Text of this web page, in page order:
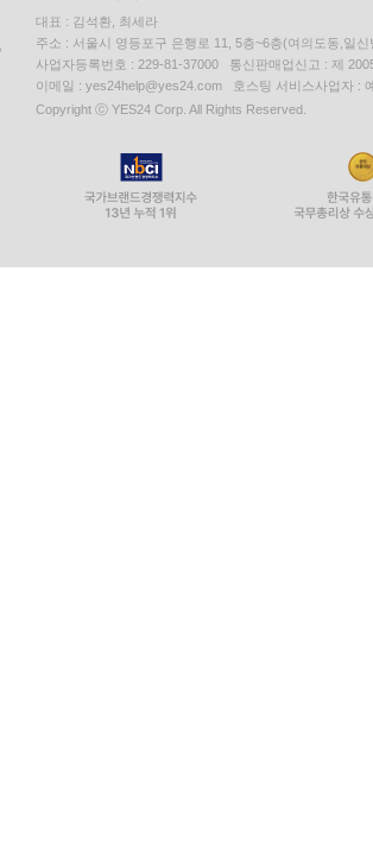
대표 : 김석환, 최세라
주소 : 서울시 영등포구 은행로 11, 5층~6층(여의도동,일신
사업자등록번호 : 229-81-37000 통신판매업신고 : 제
이메일 : yes24help@yes24.com 호스팅 서비스사업자 :
Copyright ⓒ YES24 Corp. All Rights Reserved.